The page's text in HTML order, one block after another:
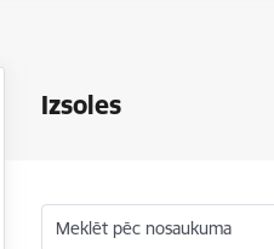
Izsoles
Meklēt pēc nosaukuma